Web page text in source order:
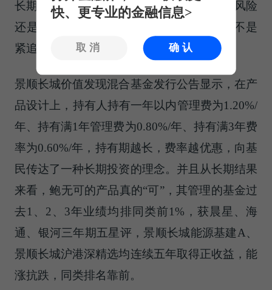
长期持有，风电、光伏等绿电相对不看好，风险
还是比较大的。”他在等一个行业成长，而不是
紧追热点，看中则会长期持有。
景顺长城价值发现混合基金发行公告显示，在产
品设计上，持有人持有一年以内管理费为1.20%/
年、持有满1年管理费为0.80%/年、持有满3年费
率为0.60%/年，持有期越长，费率越优惠，向基
民传达了一种长期投资的理念。并且从长期结果
来看，鲍无可的产品真的“可”，其管理的基金过
去1、2、3年业绩均排同类前1%，获晨星、海
通、银河三年期五星评，景顺长城能源基建A、
景顺长城沪港深精选均连续五年取得正收益，能
涨抗跌，同类排名靠前。
快、更专业的金融信息>
取消 确认